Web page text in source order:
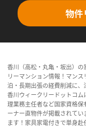
物件
香川（高松・丸亀・坂出）
リーマンション情報！マン
泊・長期出張の経費削減に、
香川ウィークリードットコ
理業務主任者など国家資格
ーナー直物件が掲載されて
ます！家具家電付きで単身赴